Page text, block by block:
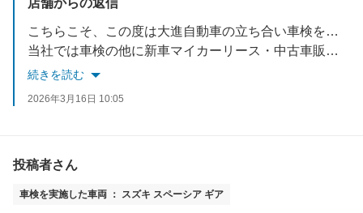
店舗からの返信
こちらこそ、この度は大進自動車の立ち合い車検をご利用いただきありがとうございました！今後もお客様に快くご利用いただけるように従業員一同、一生懸命心がけてまいります。
当社では車検の他に新車マイカーリース・中古車販売・キズヘコミ直し・万が一の事故受付・保険の見直しなどお車の事はトータルサポートさせていただいております。何かございましたらぜひご相談くださいね。またのご来店を心よりお待ちしております！
続きを読む
2026年3月16日 10:05
投稿者さん
車検を実施した車両 ： スズキ スペーシア ギア